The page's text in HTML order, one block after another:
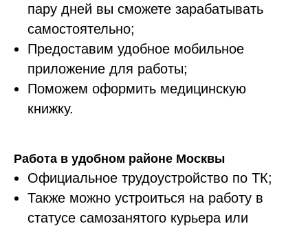
пару дней вы сможете зарабатывать
самостоятельно;
Предоставим удобное мобильное
приложение для работы;
Поможем оформить медицинскую
книжку.
Работа в удобном районе Москвы
Официальное трудоустройство по ТК;
Также можно устроиться на работу в
статусе самозанятого курьера или